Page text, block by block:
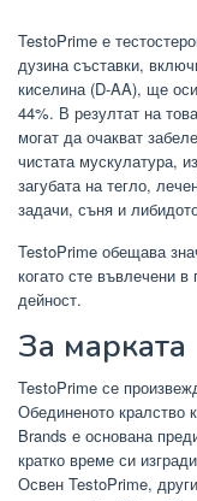
TestoPrime е
дузина съставки,
киселина (D-AA), ще
44%. В резултат на
могат да очакват
чистата мускулатура,
загубата на тегло,
задачи, съня и
TestoPrime обещава
когато сте въвлечени
дейност.
За марката
TestoPrime се
Обединеното кралство
Brands е основана
кратко време си
Освен TestoPrime,